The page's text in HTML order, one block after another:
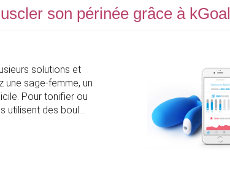
son périnée grâce à kGoal
solutions et
une sage-femme, un
Pour tonifier ou
utilisent des boul